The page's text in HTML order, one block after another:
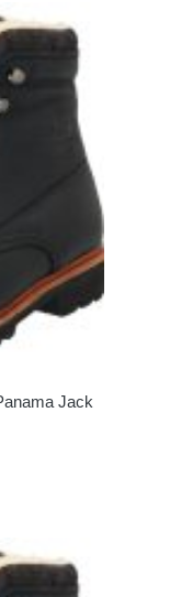
Jack